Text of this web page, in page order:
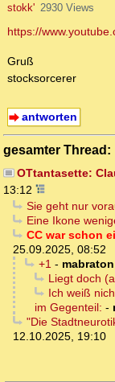
stokk' 2930 Views
https://
Gruß
stocksorcerer
antworten
gesamter Thread:
OTtantasette:
13:12
Sie geht nur
Eine Ikone
CC war schon
25.09.2025, 08:52
+1- mabraton
Liegt doch
Ich weiß
im Gegenteil: -
"Die
12.10.2025, 19:10